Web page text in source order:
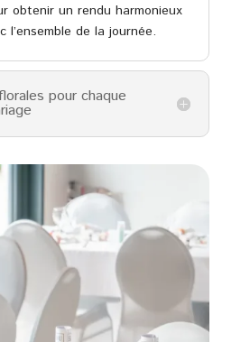
obtenir un rendu harmonieux
l’ensemble de la journée.
pour chaque